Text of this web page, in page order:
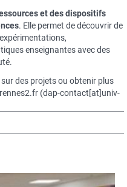
et des dispositifs
. Elle permet de découvrir de
enseignantes avec des
des projets ou obtenir plus
(dap-contact[at]univ-